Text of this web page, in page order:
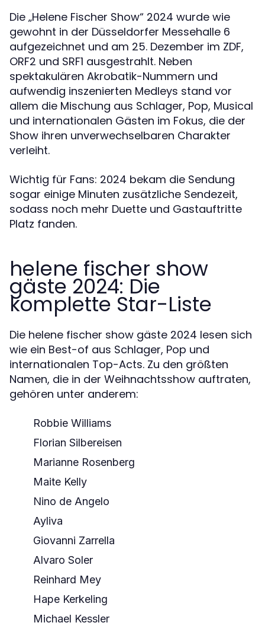
Die „Helene Fischer Show“ 2024 wurde wie
gewohnt in der Düsseldorfer Messehalle 6
aufgezeichnet und am 25. Dezember im ZDF,
ORF2 und SRF1 ausgestrahlt. Neben
spektakulären Akrobatik-Nummern und
aufwendig inszenierten Medleys stand vor
allem die Mischung aus Schlager, Pop, Musical
und internationalen Gästen im Fokus, die der
Show ihren unverwechselbaren Charakter
verleiht.
Wichtig für Fans: 2024 bekam die Sendung
sogar einige Minuten zusätzliche Sendezeit,
sodass noch mehr Duette und Gastauftritte
Platz fanden.
helene fischer show
gäste 2024: Die
komplette Star-Liste
Die helene fischer show gäste 2024 lesen sich
wie ein Best-of aus Schlager, Pop und
internationalen Top-Acts. Zu den größten
Namen, die in der Weihnachtsshow auftraten,
gehören unter anderem:
Robbie Williams
Florian Silbereisen
Marianne Rosenberg
Maite Kelly
Nino de Angelo
Ayliva
Giovanni Zarrella
Alvaro Soler
Reinhard Mey
Hape Kerkeling
Michael Kessler